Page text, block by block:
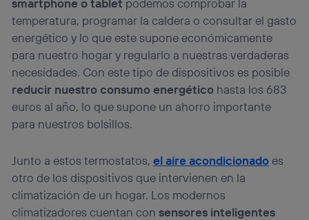
smartphone o tablet podemos comprobar la
temperatura, programar la caldera o consultar el gasto
energético y lo que este supone económicamente
para nuestro hogar y regularlo a nuestras verdaderas
necesidades. Con este tipo de dispositivos es posible
reducir nuestro consumo energético hasta los 683
euros al año, lo que supone un ahorro importante
para nuestros bolsillos.
Junto a estos termostatos,el aire acondicionadoes
otro de los dispositivos que intervienen en la
climatización de un hogar. Los modernos
climatizadores cuentan consensores inteligentes